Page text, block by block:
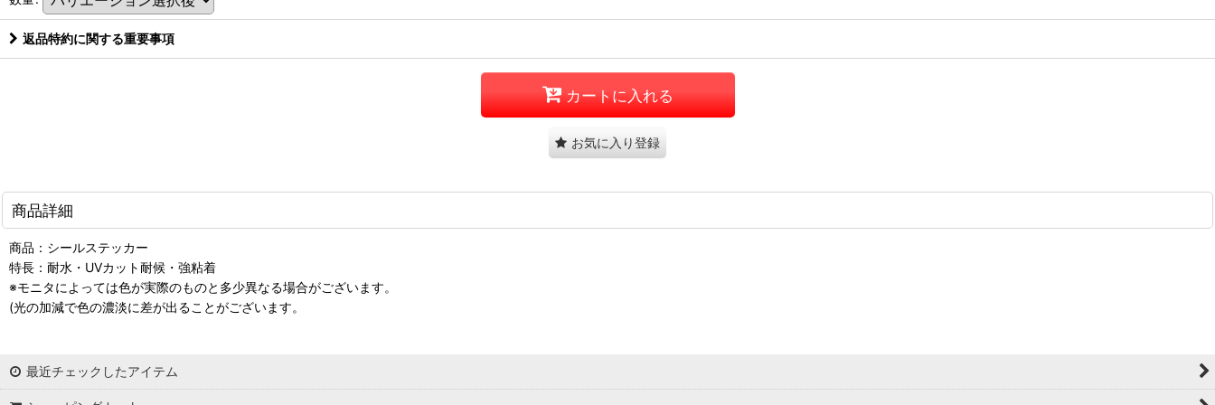
返品特約に関する重要事項
カートに入れる
お気に入り登録
商品詳細
商品：シールステッカー
特長：耐水・UVカット耐候・強粘着
※モニタによっては色が実際のものと多少異なる場合がございます。
(光の加減で色の濃淡に差が出ることがございます。
最近チェックしたアイテム